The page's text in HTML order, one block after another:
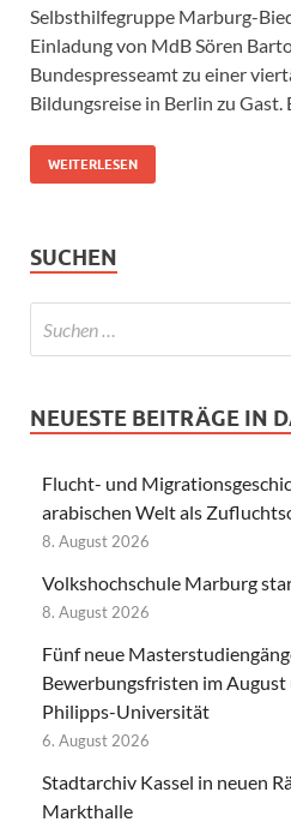
Selbsthilfegruppe Marburg-
Einladung von MdB Sören
Bundespresseamt zu einer
Bildungsreise in Berlin zu Gast.
WEITERLESEN
SUCHEN
NEUESTE BEITRÄGE IN
Flucht- und
arabischen Welt als
8. August 2026
Volkshochschule Marburg
8. August 2026
Fünf neue
Bewerbungsfristen im August
Philipps-Universität
6. August 2026
Stadtarchiv Kassel in neuen
Markthalle